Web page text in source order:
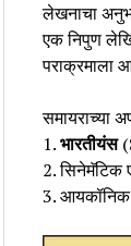
लेखनाचा
एक निपुण
पराक्रमाला
समायराच्या
1.भारतीयंस
2. सिनेमॅटिक
3.